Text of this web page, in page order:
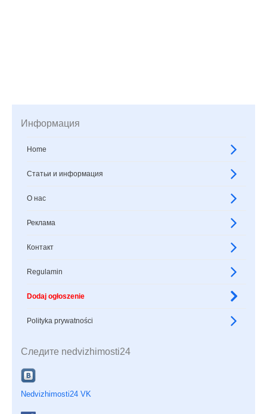
Информация
Home
Статьи и информация
О нас
Реклама
Контакт
Regulamin
Dodaj ogłoszenie
Polityka prywatności
Следите nedvizhimosti24
Nedvizhimosti24 VK